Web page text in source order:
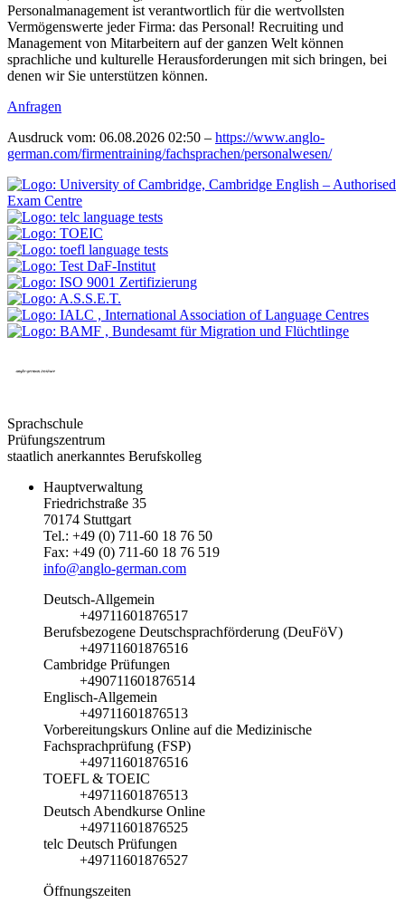
Personalmanagement ist verantwortlich für die wertvollsten
Vermögenswerte jeder Firma: das Personal! Recruiting und
Management von Mitarbeitern auf der ganzen Welt können
sprachliche und kulturelle Herausforderungen mit sich bringen, bei
denen wir Sie unterstützen können.
Anfragen
Ausdruck vom: 06.08.2026 02:50 – https://www.anglo-
german.com/firmentraining/fachsprachen/personalwesen/
Sprachschule
Prüfungszentrum
staatlich anerkanntes Berufskolleg
Hauptverwaltung
Friedrichstraße 35
70174 Stuttgart
Tel.: +49 (0) 711-60 18 76 50
Fax: +49 (0) 711-60 18 76 519
info@anglo-german.com
Deutsch-Allgemein
+49711601876517
Berufsbezogene Deutschsprachförderung (DeuFöV)
+49711601876516
Cambridge Prüfungen
+490711601876514
Englisch-Allgemein
+49711601876513
Vorbereitungskurs Online auf die Medizinische
Fachsprachprüfung (FSP)
+49711601876516
TOEFL & TOEIC
+49711601876513
Deutsch Abendkurse Online
+49711601876525
telc Deutsch Prüfungen
+49711601876527
Öffnungszeiten